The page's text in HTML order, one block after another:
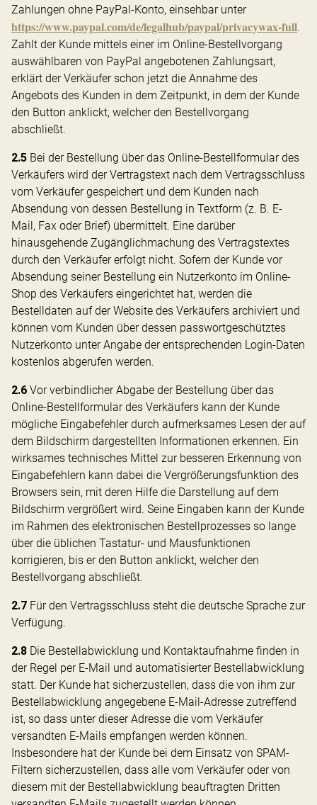
Zahlungen ohne PayPal-Konto, einsehbar unter
https://www.paypal.com/de/legalhub/paypal/privacywax-full.
Zahlt der Kunde mittels einer im Online-Bestellvorgang
auswählbaren von PayPal angebotenen Zahlungsart,
erklärt der Verkäufer schon jetzt die Annahme des
Angebots des Kunden in dem Zeitpunkt, in dem der Kunde
den Button anklickt, welcher den Bestellvorgang
abschließt.
2.5 Bei der Bestellung über das Online-Bestellformular des
Verkäufers wird der Vertragstext nach dem Vertragsschluss
vom Verkäufer gespeichert und dem Kunden nach
Absendung von dessen Bestellung in Textform (z. B. E-
Mail, Fax oder Brief) übermittelt. Eine darüber
hinausgehende Zugänglichmachung des Vertragstextes
durch den Verkäufer erfolgt nicht. Sofern der Kunde vor
Absendung seiner Bestellung ein Nutzerkonto im Online-
Shop des Verkäufers eingerichtet hat, werden die
Bestelldaten auf der Website des Verkäufers archiviert und
können vom Kunden über dessen passwortgeschütztes
Nutzerkonto unter Angabe der entsprechenden Login-Daten
kostenlos abgerufen werden.
2.6 Vor verbindlicher Abgabe der Bestellung über das
Online-Bestellformular des Verkäufers kann der Kunde
mögliche Eingabefehler durch aufmerksames Lesen der auf
dem Bildschirm dargestellten Informationen erkennen. Ein
wirksames technisches Mittel zur besseren Erkennung von
Eingabefehlern kann dabei die Vergrößerungsfunktion des
Browsers sein, mit deren Hilfe die Darstellung auf dem
Bildschirm vergrößert wird. Seine Eingaben kann der Kunde
im Rahmen des elektronischen Bestellprozesses so lange
über die üblichen Tastatur- und Mausfunktionen
korrigieren, bis er den Button anklickt, welcher den
Bestellvorgang abschließt.
2.7 Für den Vertragsschluss steht die deutsche Sprache zur
Verfügung.
2.8 Die Bestellabwicklung und Kontaktaufnahme finden in
der Regel per E-Mail und automatisierter Bestellabwicklung
statt. Der Kunde hat sicherzustellen, dass die von ihm zur
Bestellabwicklung angegebene E-Mail-Adresse zutreffend
ist, so dass unter dieser Adresse die vom Verkäufer
versandten E-Mails empfangen werden können.
Insbesondere hat der Kunde bei dem Einsatz von SPAM-
Filtern sicherzustellen, dass alle vom Verkäufer oder von
diesem mit der Bestellabwicklung beauftragten Dritten